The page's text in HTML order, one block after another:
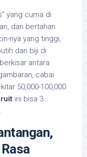
yang cuma di
dan bertahan
nya yang tinggi,
dan biji di
antara
cabai
50,000-100,000
ini bisa 3